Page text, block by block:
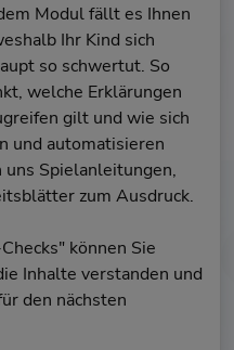
Modul fällt es Ihnen
Ihr Kind sich
so schwertut. So
welche Erklärungen
gilt und wie sich
und automatisieren
Spielanleitungen,
zum Ausdruck.
können Sie
Inhalte verstanden und
den nächsten